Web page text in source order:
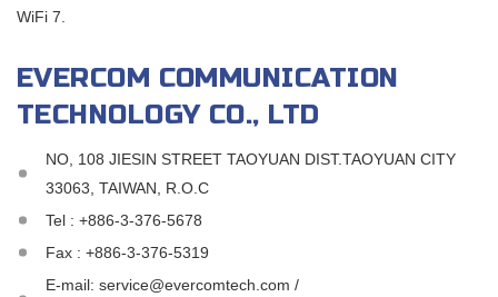
WiFi 7.
EVERCOM COMMUNICATION
TECHNOLOGY CO., LTD
NO, 108 JIESIN STREET TAOYUAN DIST.TAOYUAN CITY
33063, TAIWAN, R.O.C
Tel : +886-3-376-5678
Fax : +886-3-376-5319
E-mail: service@evercomtech.com /